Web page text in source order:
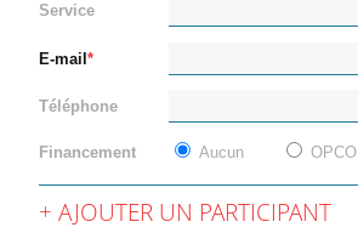
Service
E-mail
Téléphone
Financement Aucun OPCO
AJOUTER UN PARTICIPANT